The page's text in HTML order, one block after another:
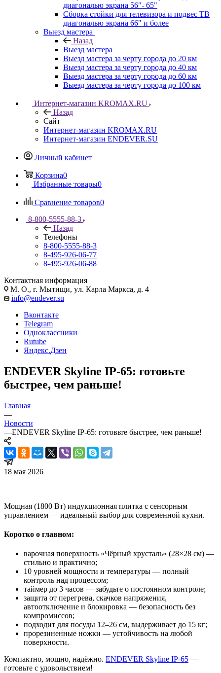
диагональю экрана 56"- 65"
Сборка стойки для телевизора и подвес ТВ
диагональю экрана 66" и более
Выезд мастера
Назад
Выезд мастера
Выезд мастера за черту города до 20 км
Выезд мастера за черту города до 40 км
Выезд мастера за черту города до 60 км
Выезд мастера за черту города до 100 км
Интернет-магазин KROMAX.RU
Назад
Сайт
Интернет-магазин KROMAX.RU
Интернет-магазин ENDEVER.SU
Личный кабинет
Корзина0
Избранные товары0
Сравнение товаров0
8-800-5555-88-3
Назад
Телефоны
8-800-5555-88-3
8-495-926-06-77
8-495-926-06-88
Контактная информация
М. О., г. Мытищи, ул. Карла Маркса, д. 4
info@endever.su
Вконтакте
Telegram
Одноклассники
Rutube
Яндекс.Дзен
ENDEVER Skyline IP-65: готовьте
быстрее, чем раньше!
Главная
—
Новости
—ENDEVER Skyline IP-65: готовьте быстрее, чем раньше!
18 мая 2026
Мощная (1800 Вт) индукционная плитка с сенсорным
управлением — идеальный выбор для современной кухни.
Коротко о главном:
варочная поверхность «Чёрный хрусталь» (28×28 см) —
стильно и практично;
10 уровней мощности и температуры — полный
контроль над процессом;
таймер до 3 часов — забудьте о постоянном контроле;
защита от перегрева, скачков напряжения,
автоотключение и блокировка — безопасность без
компромиссов;
подходит для посуды 12–26 см, выдерживает до 15 кг;
прорезиненные ножки — устойчивость на любой
поверхности.
Компактно, мощно, надёжно. ENDEVER Skyline IP-65 —
готовьте с удовольствием!